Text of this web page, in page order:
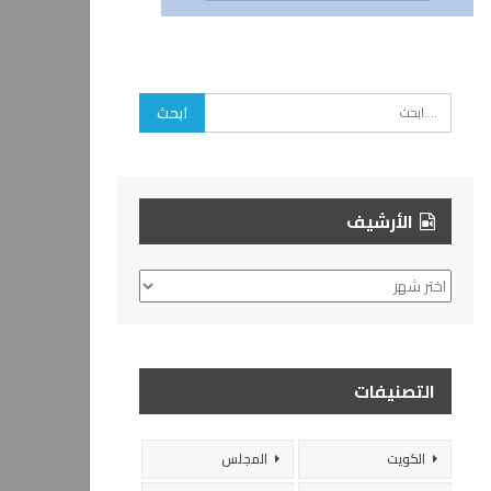
الأرشيف
الأرشيف
التصنيفات
الكويت
المجلس